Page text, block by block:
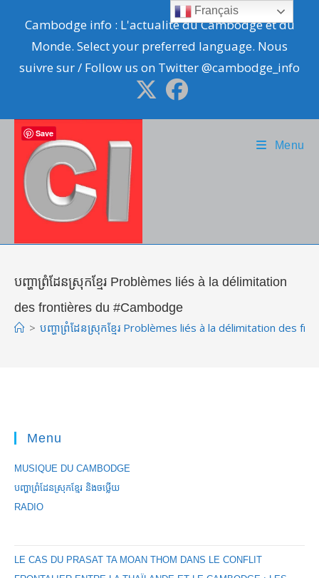
content
Cambodge info : L'actualité du Cambodge et du
Monde. Select your preferred language. Nous
suivre sur / Follow us on Twitter @cambodge_info
Menu
បញ្ហាព្រំដែនស្រុកខ្មែរ Problèmes liés à la délimitation
des frontières du #Cambodge
> បញ្ហាព្រំដែនស្រុកខ្មែរ Problèmes liés à la délimitation des
Menu
MUSIQUE DU CAMBODGE
បញ្ហាព្រំដែនស្រុកខ្មែរ និងចឞ្លើយ
RADIO
LE CAS DU PRASAT TA MOAN THOM DANS LE CONFLIT
Français
Save